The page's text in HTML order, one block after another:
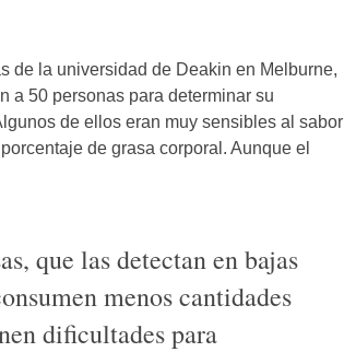
de la universidad de Deakin en Melburne,
a 50 personas para determinar su
de ellos eran muy sensibles al sabor
de grasa corporal. Aunque el
que las detectan en bajas
menos cantidades
dificultades para